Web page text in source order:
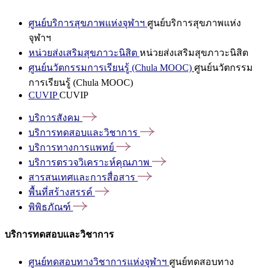
ศูนย์บริการสุขภาพแห่งจุฬาฯ ศูนย์บริการสุขภาพแห่ง
จุฬาฯ
หน่วยส่งเสริมสุขภาวะนิสิต หน่วยส่งเสริมสุขภาวะนิสิต
ศูนย์นวัตกรรมการเรียนรู้ (Chula MOOC) ศูนย์นวัตกรรม
การเรียนรู้ (Chula MOOC)
CUVIPCUVIP
บริการสังคม
บริการทดสอบและวิชาการ
บริการทางการแพทย์
บริการตรวจวิเคราะห์คุณภาพ
สารสนเทศและการสื่อสาร
พื้นที่สร้างสรรค์
พิพิธภัณฑ์
บริการทดสอบและวิชาการ
ศูนย์ทดสอบทางวิชาการแห่งจุฬาฯ ศูนย์ทดสอบทาง